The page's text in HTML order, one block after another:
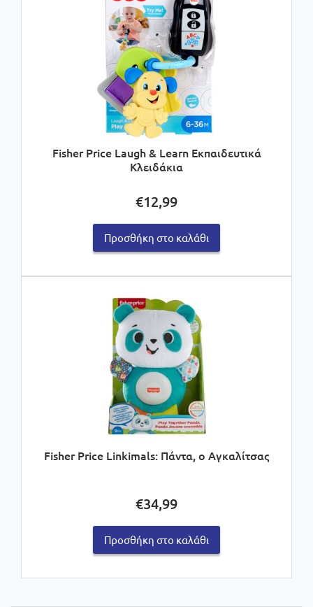
Fisher Price Laugh & Learn Εκπαιδευτικά
Κλειδάκια
€12,99
Προσθήκη στο καλάθι
Fisher Price Linkimals: Πάντα, ο Αγκαλίτσας
€34,99
Προσθήκη στο καλάθι